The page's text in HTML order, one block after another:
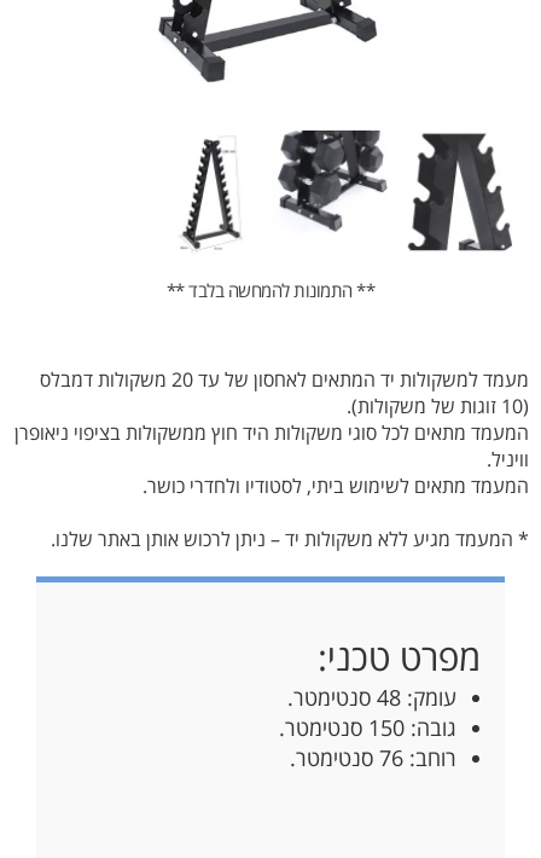
** התמונות להמחשה בלבד **
מעמד למשקולות יד המתאים לאחסון של עד 20 משקולות דמבלס
(10 זוגות של משקולות).
המעמד מתאים לכל סוגי משקולות היד חוץ ממשקולות בציפוי ניאופרן
וויניל.
המעמד מתאים לשימוש ביתי, לסטודיו ולחדרי כושר.
* המעמד מגיע ללא משקולות יד – ניתן לרכוש אותן באתר שלנו.
מפרט טכני:
עומק: 48 סנטימטר.
גובה: 150 סנטימטר.
רוחב: 76 סנטימטר.